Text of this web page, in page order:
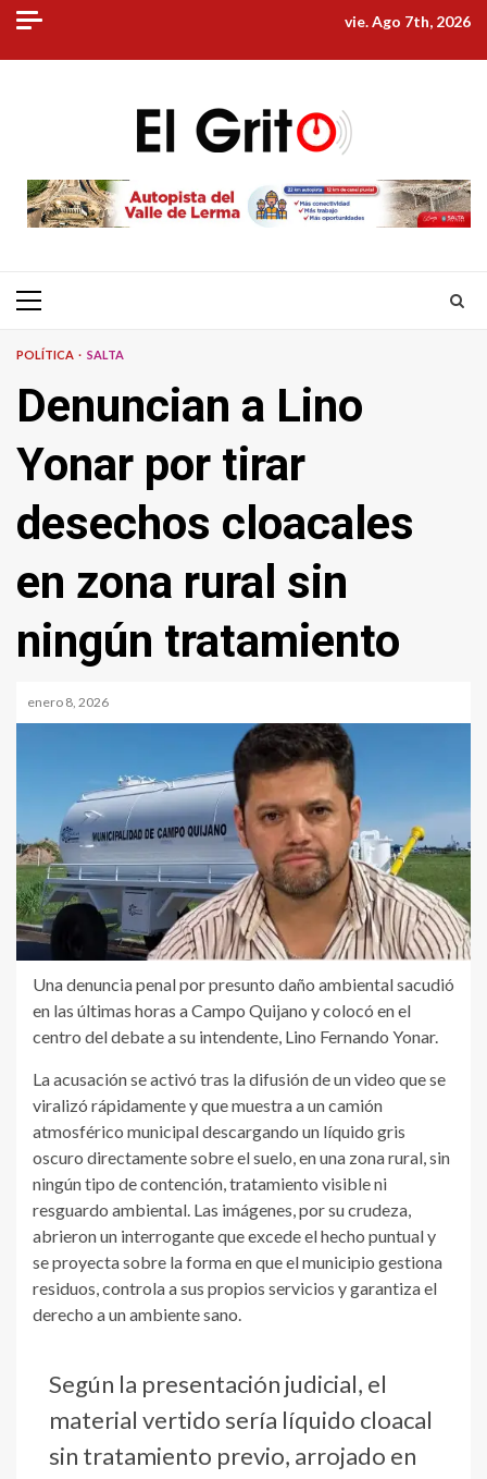
Skip
content
vie. Ago 7th, 2026
Primary
POLÍTICA SALTA
Denuncian a Lino
Yonar por tirar
desechos cloacales
en zona rural sin
ningún tratamiento
enero 8, 2026
Una denuncia penal por presunto daño ambiental sacudió
en las últimas horas a Campo Quijano y colocó en el
centro del debate a su intendente, Lino Fernando Yonar.
La acusación se activó tras la difusión de un video que se
viralizó rápidamente y que muestra a un camión
atmosférico municipal descargando un líquido gris
oscuro directamente sobre el suelo, en una zona rural, sin
ningún tipo de contención, tratamiento visible ni
resguardo ambiental. Las imágenes, por su crudeza,
abrieron un interrogante que excede el hecho puntual y
se proyecta sobre la forma en que el municipio gestiona
residuos, controla a sus propios servicios y garantiza el
derecho a un ambiente sano.
Según la presentación judicial, el
material vertido sería líquido cloacal
sin tratamiento previo, arrojado en